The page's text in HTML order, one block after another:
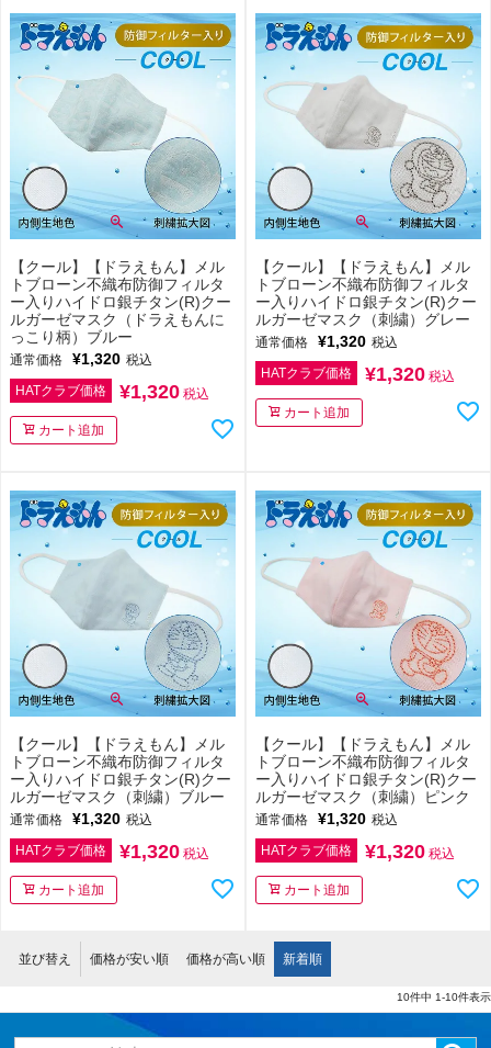
【クール】【ドラえもん】メル
トブローン不織布防御フィルタ
ー入りハイドロ銀チタン(R)クー
ルガーゼマスク（ドラえもんに
っこり柄）ブルー
通常価格 ¥1,320 税込
HATクラブ価格
¥1,320 税込
カート追加
【クール】【ドラえもん】メル
トブローン不織布防御フィルタ
ー入りハイドロ銀チタン(R)クー
ルガーゼマスク（刺繍）グレー
通常価格 ¥1,320 税込
HATクラブ価格
¥1,320 税込
カート追加
【クール】【ドラえもん】メル
トブローン不織布防御フィルタ
ー入りハイドロ銀チタン(R)クー
ルガーゼマスク（刺繍）ブルー
通常価格 ¥1,320 税込
HATクラブ価格
¥1,320 税込
カート追加
【クール】【ドラえもん】メル
トブローン不織布防御フィルタ
ー入りハイドロ銀チタン(R)クー
ルガーゼマスク（刺繍）ピンク
通常価格 ¥1,320 税込
HATクラブ価格
¥1,320 税込
カート追加
並び替え 価格が安い順 価格が高い順 新着順
10件中 1-10件表示